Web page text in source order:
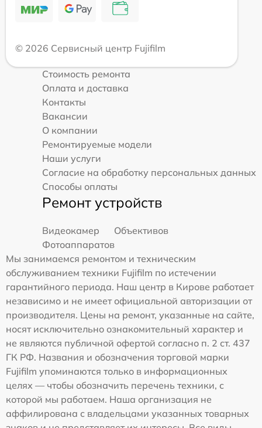
© 2026 Сервисный центр Fujifilm
Стоимость ремонта
Оплата и доставка
Контакты
Вакансии
О компании
Ремонтируемые модели
Наши услуги
Согласие на обработку персональных данных
Способы оплаты
Ремонт устройств
Видеокамер
Объективов
Фотоаппаратов
Мы занимаемся ремонтом и техническим
обслуживанием техники Fujifilm по истечении
гарантийного периода. Наш центр в Кирове работает
независимо и не имеет официальной авторизации от
производителя. Цены на ремонт, указанные на сайте,
носят исключительно ознакомительный характер и
не являются публичной офертой согласно п. 2 ст. 437
ГК РФ. Названия и обозначения торговой марки
Fujifilm упоминаются только в информационных
целях — чтобы обозначить перечень техники, с
которой мы работаем. Наша организация не
аффилирована с владельцами указанных товарных